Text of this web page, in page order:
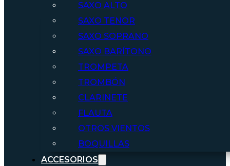
SAXO ALTO
SAXO TENOR
SAXO SOPRANO
SAXO BARÍTONO
TROMPETA
TROMBÓN
CLARINETE
FLAUTA
OTROS VIENTOS
BOQUILLAS
ACCESORIOS